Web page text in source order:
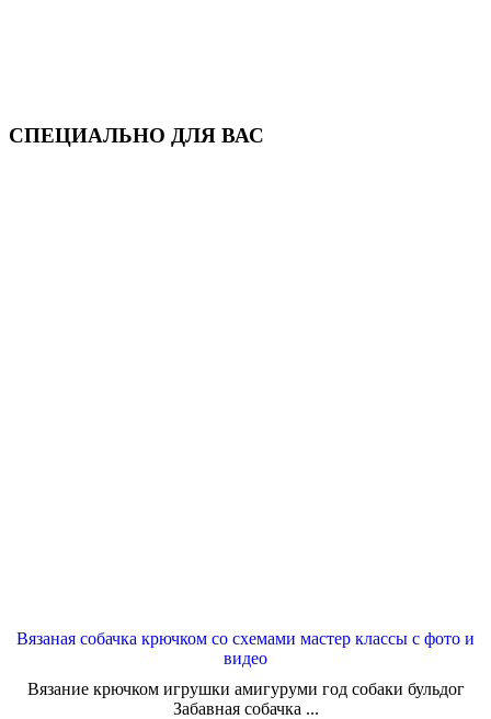
СПЕЦИАЛЬНО ДЛЯ ВАС
Вязаная собачка крючком со схемами мастер классы с фото и
видео
Вязание крючком игрушки амигуруми год собаки бульдог
Забавная собачка ...